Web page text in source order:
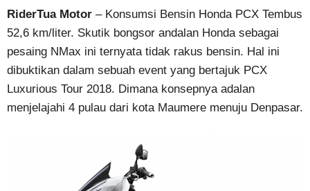
RiderTua Motor – Konsumsi Bensin Honda PCX Tembus
52,6 km/liter. Skutik bongsor andalan Honda sebagai
pesaing NMax ini ternyata tidak rakus bensin. Hal ini
dibuktikan dalam sebuah event yang bertajuk PCX
Luxurious Tour 2018. Dimana konsepnya adalan
menjelajahi 4 pulau dari kota Maumere menuju Denpasar.